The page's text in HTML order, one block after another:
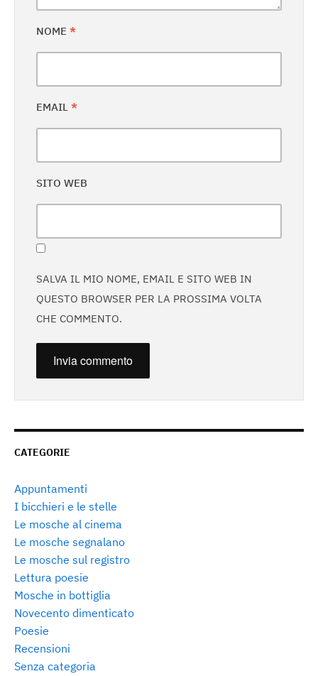
CATEGORIE
Appuntamenti
I bicchieri e le stelle
Le mosche al cinema
Le mosche segnalano
Le mosche sul registro
Lettura poesie
Mosche in bottiglia
Novecento dimenticato
Poesie
Recensioni
Senza categoria
NOME *
EMAIL *
SITO WEB
SALVA IL MIO NOME, EMAIL E SITO WEB IN
QUESTO BROWSER PER LA PROSSIMA VOLTA
CHE COMMENTO.